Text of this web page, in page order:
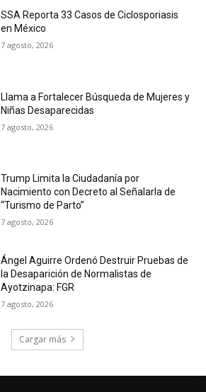
SSA Reporta 33 Casos de Ciclosporiasis
en México
7 agosto, 2026
Llama a Fortalecer Búsqueda de Mujeres y
Niñas Desaparecidas
7 agosto, 2026
Trump Limita la Ciudadanía por
Nacimiento con Decreto al Señalarla de
“Turismo de Parto”
7 agosto, 2026
Ángel Aguirre Ordenó Destruir Pruebas de
la Desaparición de Normalistas de
Ayotzinapa: FGR
7 agosto, 2026
Cargar más